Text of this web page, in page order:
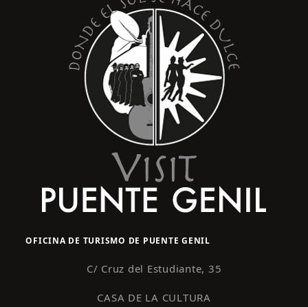
OFICINA DE TURISMO DE PUENTE GENIL
C/ Cruz del Estudiante, 35
CASA DE LA CULTURA